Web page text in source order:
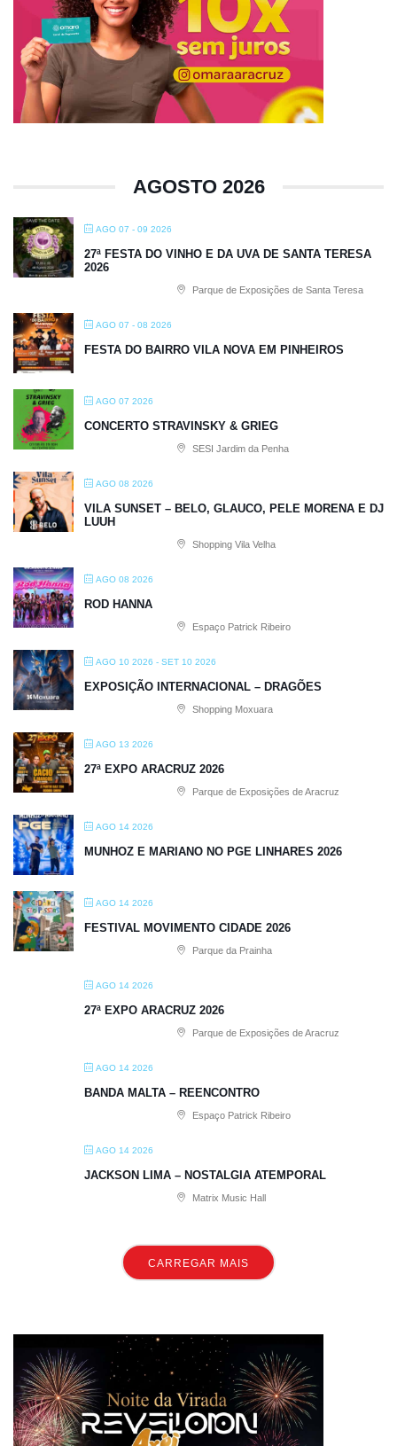
AGOSTO 2026
AGO 07 - 09 2026
27ª FESTA DO VINHO E DA UVA DE SANTA TERESA
2026
Parque de Exposições de Santa Teresa
AGO 07 - 08 2026
FESTA DO BAIRRO VILA NOVA EM PINHEIROS
AGO 07 2026
CONCERTO STRAVINSKY & GRIEG
SESI Jardim da Penha
AGO 08 2026
VILA SUNSET – BELO, GLAUCO, PELE MORENA E DJ
LUUH
Shopping Vila Velha
AGO 08 2026
ROD HANNA
Espaço Patrick Ribeiro
AGO 10 2026 - SET 10 2026
EXPOSIÇÃO INTERNACIONAL – DRAGÕES
Shopping Moxuara
AGO 13 2026
27ª EXPO ARACRUZ 2026
Parque de Exposições de Aracruz
AGO 14 2026
MUNHOZ E MARIANO NO PGE LINHARES 2026
AGO 14 2026
FESTIVAL MOVIMENTO CIDADE 2026
Parque da Prainha
AGO 14 2026
27ª EXPO ARACRUZ 2026
Parque de Exposições de Aracruz
AGO 14 2026
BANDA MALTA – REENCONTRO
Espaço Patrick Ribeiro
AGO 14 2026
JACKSON LIMA – NOSTALGIA ATEMPORAL
Matrix Music Hall
CARREGAR MAIS